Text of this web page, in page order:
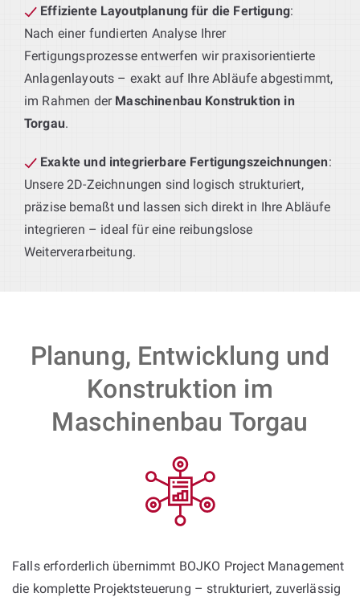
Effiziente Layoutplanung für die Fertigung:
Nach einer fundierten Analyse Ihrer
Fertigungsprozesse entwerfen wir praxisorientierte
Anlagenlayouts – exakt auf Ihre Abläufe abgestimmt,
im Rahmen der Maschinenbau Konstruktion in
Torgau.
Exakte und integrierbare Fertigungszeichnungen:
Unsere 2D-Zeichnungen sind logisch strukturiert,
präzise bemaßt und lassen sich direkt in Ihre Abläufe
integrieren – ideal für eine reibungslose
Weiterverarbeitung.
Planung, Entwicklung und
Konstruktion im
Maschinenbau Torgau
Falls erforderlich übernimmt BOJKO Project Management
die komplette Projektsteuerung – strukturiert, zuverlässig